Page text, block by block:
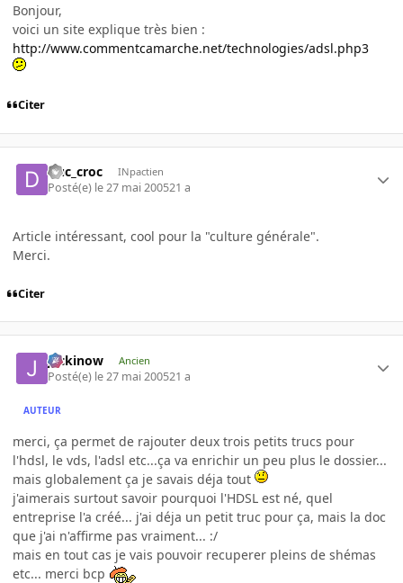
Bonjour,
voici un site explique très bien :
http://www.commentcamarche.net/technologies/adsl.php3
Citer
Duc_croc INpactien
Posté(e) le 27 mai 200521 a
Article intéressant, cool pour la "culture générale".
Merci.
Citer
jackinow Ancien
Posté(e) le 27 mai 200521 a
AUTEUR
merci, ça permet de rajouter deux trois petits trucs pour
l'hdsl, le vds, l'adsl etc...ça va enrichir un peu plus le dossier...
mais globalement ça je savais déja tout
j'aimerais surtout savoir pourquoi l'HDSL est né, quel
entreprise l'a créé... j'ai déja un petit truc pour ça, mais la doc
que j'ai n'affirme pas vraiment... :/
mais en tout cas je vais pouvoir recuperer pleins de shémas
etc... merci bcp